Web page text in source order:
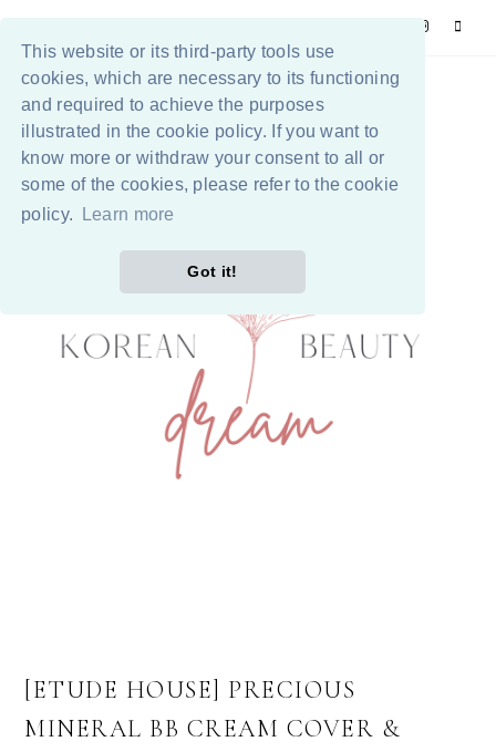
This website or its third-party tools use
cookies, which are necessary to its functioning
and required to achieve the purposes
illustrated in the cookie policy. If you want to
know more or withdraw your consent to all or
some of the cookies, please refer to the cookie
policy.
Learn more
Got it!
[ETUDE HOUSE] PRECIOUS
MINERAL BB CREAM COVER &